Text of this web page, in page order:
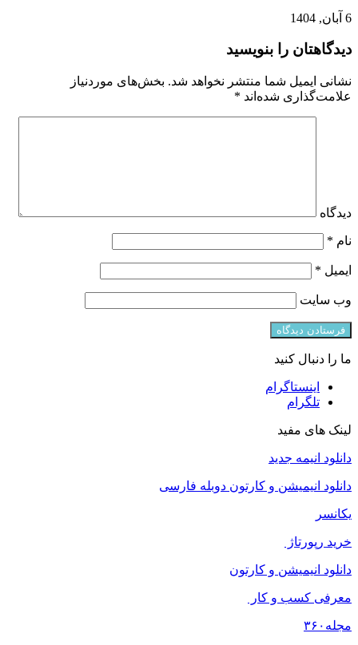
6 آبان, 1404
دیدگاهتان را بنویسید
نشانی ایمیل شما منتشر نخواهد شد. بخش‌های موردنیاز
علامت‌گذاری شده‌اند *
دیدگاه
نام *
ایمیل *
وب‌ سایت
ما را دنبال کنید
اینستاگرام
تلگرام
لینک های مفید
دانلود انیمه جدید
دانلود انیمیشن و کارتون دوبله فارسی
یکانسر
خرید رپورتاژ
دانلود انیمیشن و کارتون
معرفی کسب و کار
مجله ۳۶۰